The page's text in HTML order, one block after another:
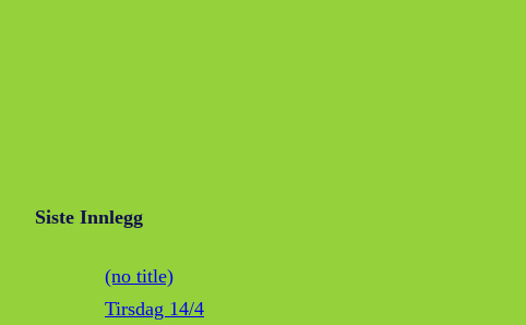
Siste Innlegg
(no title)
Tirsdag 14/4